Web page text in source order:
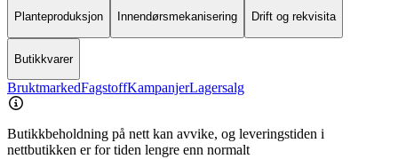
Planteproduksjon Innendørsmekanisering Drift og rekvisita
Butikkvarer
BruktmarkedFagstoffKampanjerLagersalg
Butikkbeholdning på nett kan avvike, og leveringstiden i
nettbutikken er for tiden lengre enn normalt